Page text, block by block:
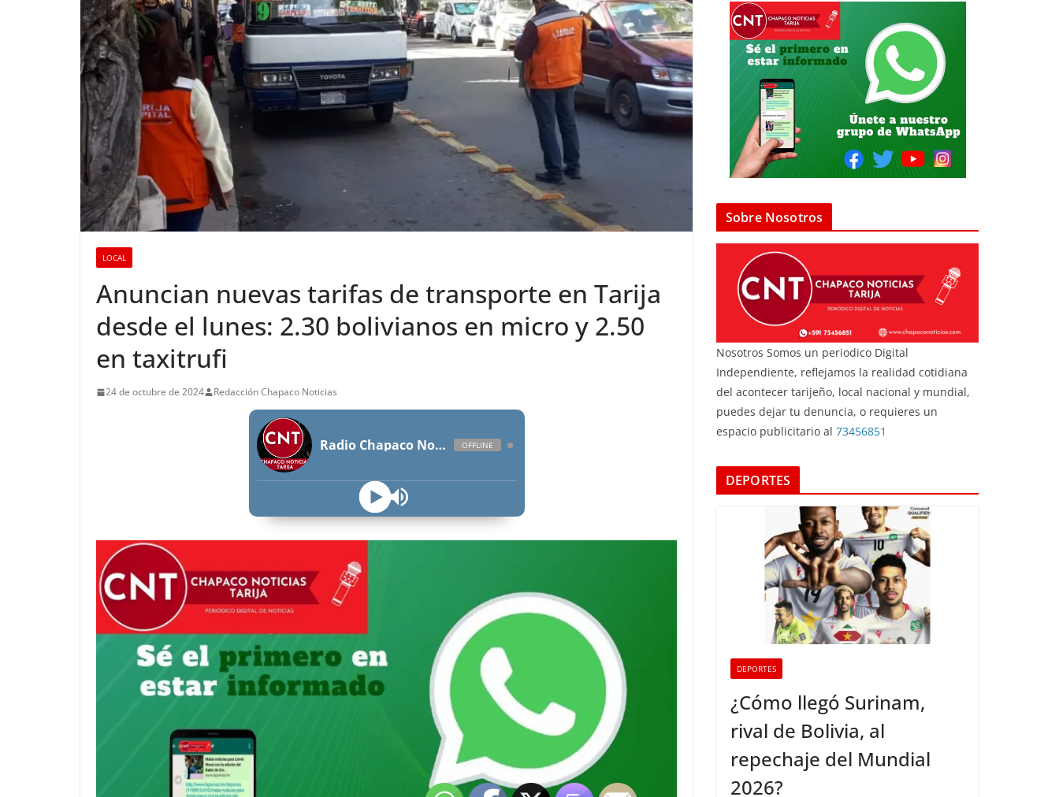
LOCAL
Anuncian nuevas tarifas de transporte en Tarija
desde el lunes: 2.30 bolivianos en micro y 2.50
en taxitrufi
24 de octubre de 2024 Redacción Chapaco Noticias
Radio Chapaco Noticias Las 24 horas en vivo OFFLINE
Sobre Nosotros
Nosotros Somos un periodico Digital
Independiente, reflejamos la realidad cotidiana
del acontecer tarijeño, local nacional y mundial,
puedes dejar tu denuncia, o requieres un
espacio publicitario al 73456851
DEPORTES
DEPORTES
¿Cómo llegó Surinam,
rival de Bolivia, al
repechaje del Mundial
2026?